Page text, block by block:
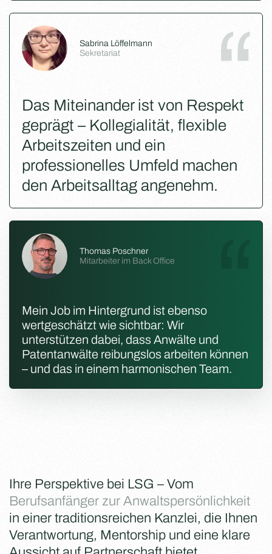
Sabrina Löffelmann
Sekretariat
Das Miteinander ist von Respekt
geprägt – Kollegialität, flexible
Arbeitszeiten und ein
professionelles Umfeld machen
den Arbeitsalltag angenehm.
Thomas Poschner
Mitarbeiter im Back Office
Mein Job im Hintergrund ist ebenso
wertgeschätzt wie sichtbar: Wir
unterstützen dabei, dass Anwälte und
Patentanwälte reibungslos arbeiten können
– und das in einem harmonischen Team.
Ihre Perspektive bei LSG – Vom
Berufsanfänger zur Anwaltspersönlichkeit
in einer traditionsreichen Kanzlei, die Ihnen
Verantwortung, Mentorship und eine klare